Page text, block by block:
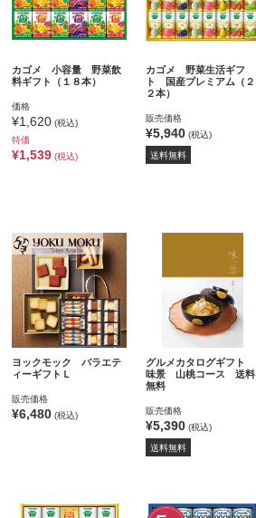
カゴメ 小容量 野菜飲
料ギフト（１８本）
価格
¥1,620 (税込)
特価
¥1,539 (税込)
カゴメ 野菜生活ギフ
ト 国産プレミアム（２
２本）
販売価格
¥5,940(税込)
送料無料
ヨックモック バラエテ
ィーギフトＬ
販売価格
¥6,480 (税込)
グルメカタログギフト
味景 山桃コース 送料
無料
販売価格
¥5,390(税込)
送料無料